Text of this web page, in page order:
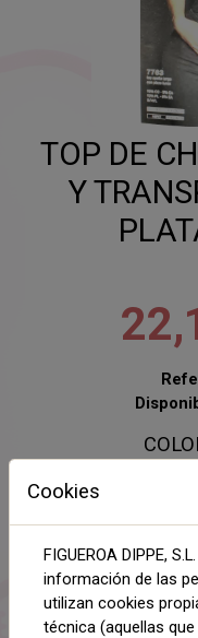
TOP DE
Y
Cookies
FIGUEROA DIPPE,
información de las
utilizan cookies
técnica (aquellas